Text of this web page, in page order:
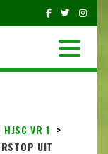
HJSC VR 1 >
UIT